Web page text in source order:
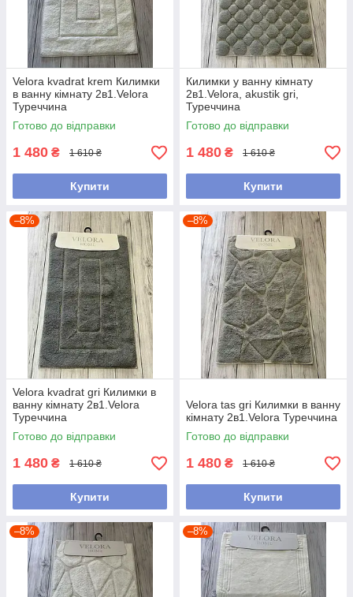
Velora kvadrat krem Килимки
в ванну кімнату 2в1.Velora
Туреччина
Готово до відправки
1 480 ₴ 1 610 ₴
Купити
Килимки у ванну кімнату
2в1.Velora, akustik gri,
Туреччина
Готово до відправки
1 480 ₴ 1 610 ₴
Купити
–8%
Velora kvadrat gri Килимки в
ванну кімнату 2в1.Velora
Туреччина
Готово до відправки
1 480 ₴ 1 610 ₴
Купити
–8%
Velora tas gri Килимки в ванну
кімнату 2в1.Velora Туреччина
Готово до відправки
1 480 ₴ 1 610 ₴
Купити
–8% –8%